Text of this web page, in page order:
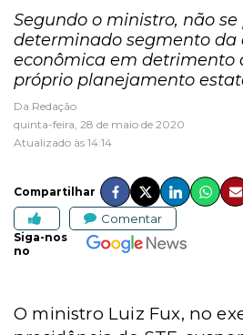
Segundo o ministro, não
determinado segmento da
econômica em detrimento
próprio planejamento
Da Redação
quinta-feira, 28 de maio de 2020
Atualizado às 14:14
Compartilhar
Comentar
Siga-nos
no
O ministro Luiz Fux, no